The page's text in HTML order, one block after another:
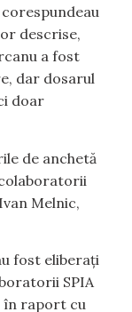
descrise,
a fost
dar dosarul
doar
de anchetă
Melnic,
fost eliberați
SPIA
în raport cu